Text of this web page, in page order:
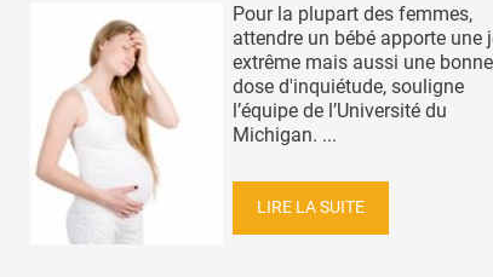
Pour la plupart des femmes,
attendre un bébé apporte une
extrême mais aussi une bonne
dose d'inquiétude, souligne
l’équipe de l’Université du
Michigan. ...
LIRE LA SUITE